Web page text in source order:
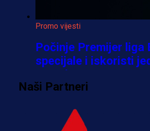
Promo vijesti
Počinje Premijer liga
specijale i iskoristi
ponudu
A Selekcija
Naši Partneri